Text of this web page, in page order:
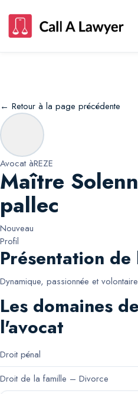
← Retour à la page précédente
Avocat àREZE
Maître
pallec
Nouveau
Profil
Présentation de
Dynamique, passionnée et
Les domaines
l'avocat
Droit pénal
Droit de la famille – Divorce